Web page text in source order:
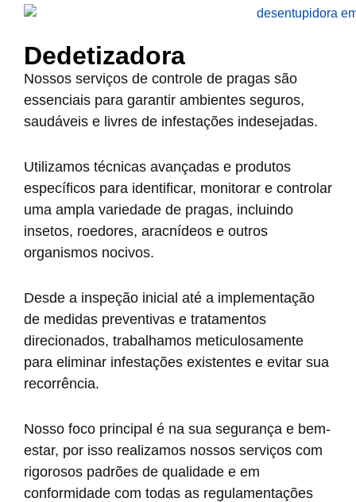
Dedetizadora
Nossos serviços de controle de pragas são
essenciais para garantir ambientes seguros,
saudáveis e livres de infestações indesejadas.
Utilizamos técnicas avançadas e produtos
específicos para identificar, monitorar e controlar
uma ampla variedade de pragas, incluindo
insetos, roedores, aracnídeos e outros
organismos nocivos.
Desde a inspeção inicial até a implementação
de medidas preventivas e tratamentos
direcionados, trabalhamos meticulosamente
para eliminar infestações existentes e evitar sua
recorrência.
Nosso foco principal é na sua segurança e bem-
estar, por isso realizamos nossos serviços com
rigorosos padrões de qualidade e em
conformidade com todas as regulamentações